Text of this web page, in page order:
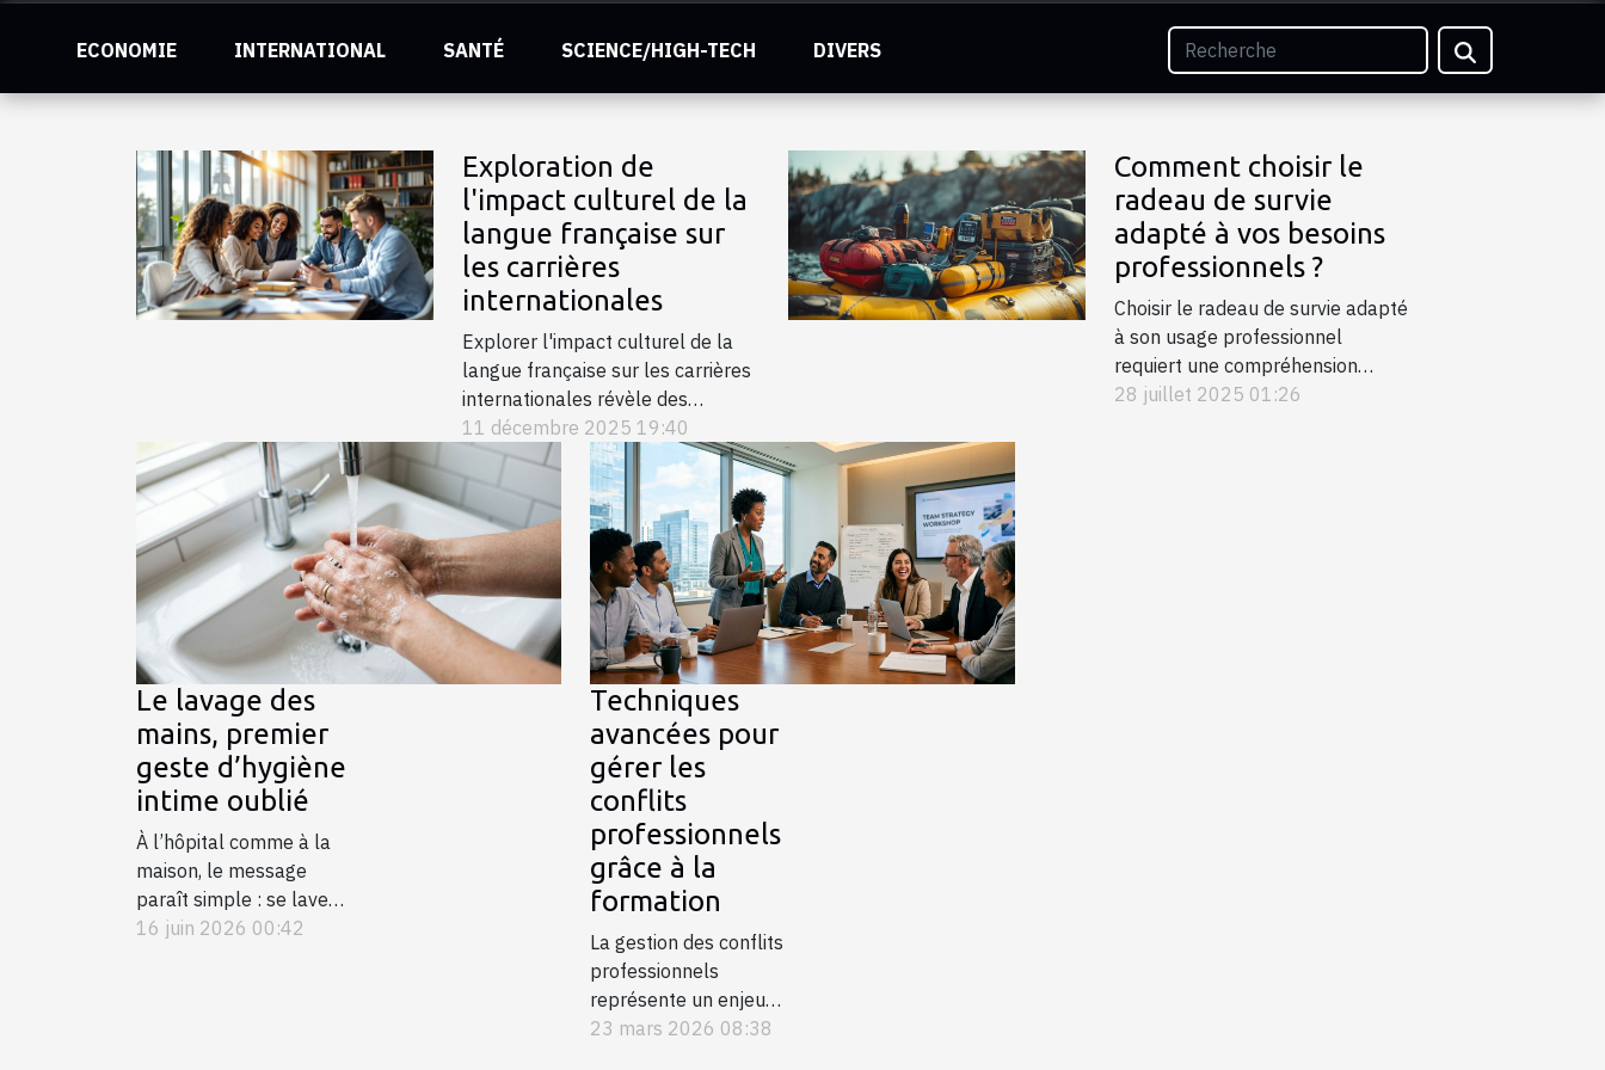
ECONOMIE INTERNATIONAL SANTÉ SCIENCE/HIGH-TECH DIVERS
Le lavage des
mains, premier
geste d’hygiène
intime oublié
À l’hôpital comme à la
maison, le message
paraît simple : se laver
les mains sauve des
16 juin 2026 00:42
Techniques
avancées pour
gérer les
conflits
professionnels
grâce à la
formation
La gestion des conflits
professionnels
représente un enjeu
essentiel au sein des
23 mars 2026 08:38
Exploration de
l'impact culturel de la
langue française sur
les carrières
internationales
Explorer l'impact culturel de la
langue française sur les carrières
internationales révèle des
perspectives fascinantes. Cet
article plonge dans les multiples
dimensions de l'influence du
français sur les opportunités
professionnelles à l'échelle
mondiale. Découvrez comment la
maîtrise de cette...
11 décembre 2025 19:40
Comment choisir le
radeau de survie
adapté à vos besoins
professionnels ?
Choisir le radeau de survie adapté
à son usage professionnel
requiert une compréhension
approfondie des critères de
28 juillet 2025 01:26